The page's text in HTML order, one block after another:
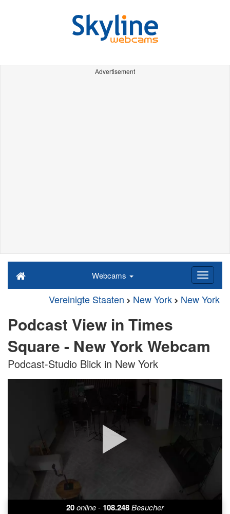
Advertisement
Webcams
Vereinigte Staaten New York New York
Podcast View in Times
Square - New York Webcam
Podcast-Studio Blick in New York
20online- 108.248Besucher